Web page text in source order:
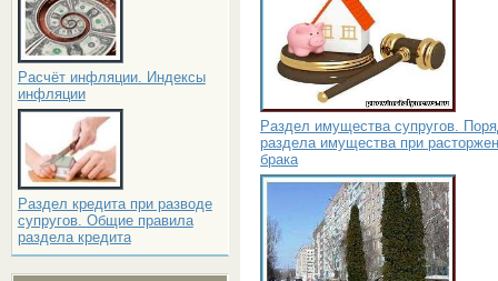
Расчёт инфляции. Индексы
инфляции
Раздел кредита при разводе
супругов. Общие правила
раздела кредита
Раздел имущества супругов.
раздела имущества при
брака